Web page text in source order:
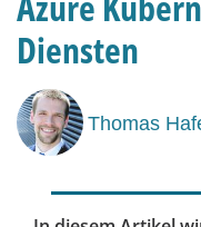
Diensten
Thomas